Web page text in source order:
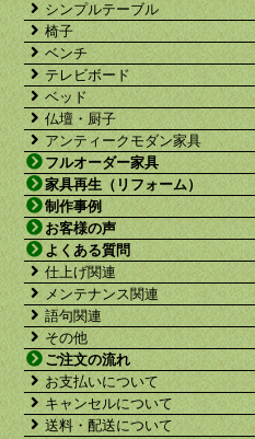
シンプルテーブル
椅子
ベンチ
テレビボード
ベッド
仏壇・厨子
アンティークモダン家具
フルオーダー家具
家具再生（リフォーム）
制作事例
お客様の声
よくある質問
仕上げ関連
メンテナンス関連
語句関連
その他
ご注文の流れ
お支払いについて
キャンセルについて
送料・配送について